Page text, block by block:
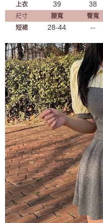
上衣
39 38
尺寸
腰寬 臀寬
短裙
28-44 --